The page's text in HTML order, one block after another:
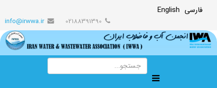
فارسی English
info@irwwa.ir